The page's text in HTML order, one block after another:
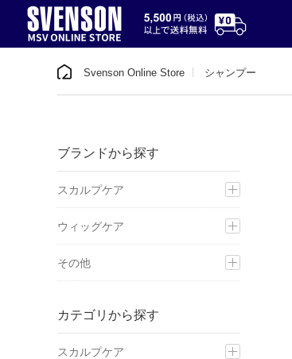
Svenson Online Store シャンプー
ブランドから探す
スカルプケア
ウィッグケア
その他
カテゴリから探す
スカルプケア